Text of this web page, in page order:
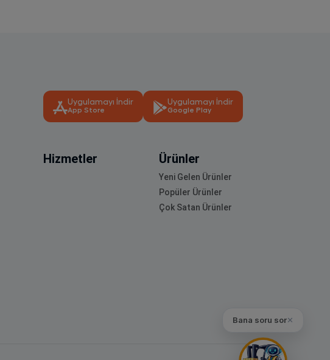
Bana soru sor✕
Uygulamayı İndir
App Store
Uygulamayı İndir
Google Play
Hizmetler Ürünler
Yeni Gelen Ürünler
Popüler Ürünler
Çok Satan Ürünler